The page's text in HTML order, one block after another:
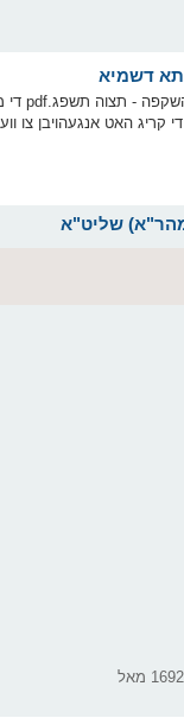
קריג האט אנגעהויבן צו